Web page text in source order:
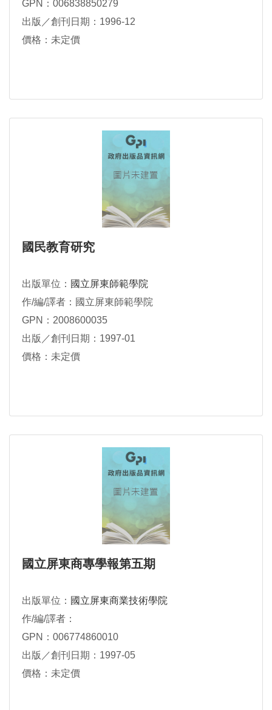
GPN：006838850279
出版／創刊日期：1996-12
價格：未定價
國民教育研究
出版單位： 國立屏東師範學院
作/編/譯者：國立屏東師範學院
GPN：2008600035
出版／創刊日期：1997-01
價格：未定價
國立屏東商專學報第五期
出版單位： 國立屏東商業技術學院
作/編/譯者：
GPN：006774860010
出版／創刊日期：1997-05
價格：未定價